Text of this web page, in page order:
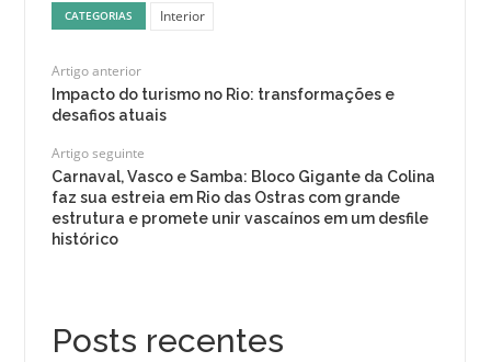
CATEGORIAS Interior
Artigo anterior
Impacto do turismo no Rio: transformações e
desafios atuais
Artigo seguinte
Carnaval, Vasco e Samba: Bloco Gigante da Colina
faz sua estreia em Rio das Ostras com grande
estrutura e promete unir vascaínos em um desfile
histórico
Posts recentes